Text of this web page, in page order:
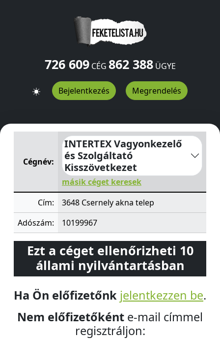
726 609CÉG 862 388ÜGYE
Bejelentkezés Megrendelés
INTERTEX Vagyonkezelő és Szolgáltató Kisszövetkezet
Cégnév:
INTERTEX Vagyonkezelő
és Szolgáltató
Kisszövetkezet
másik céget keresek
Cím:
3648 Csernely akna telep
Adószám:
10199967
Ezt a céget ellenőrizheti 10
állami nyilvántartásban
Ha Ön előfizetőnk jelentkezzen be.
Nem előfizetőként e-mail címmel
regisztráljon: